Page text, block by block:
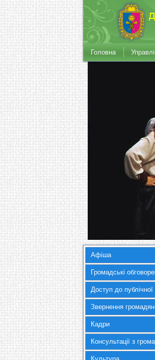
Головна
Афіша
Громадські
Доступ до публічної
Звернення громадян
Кадри
Консультації з